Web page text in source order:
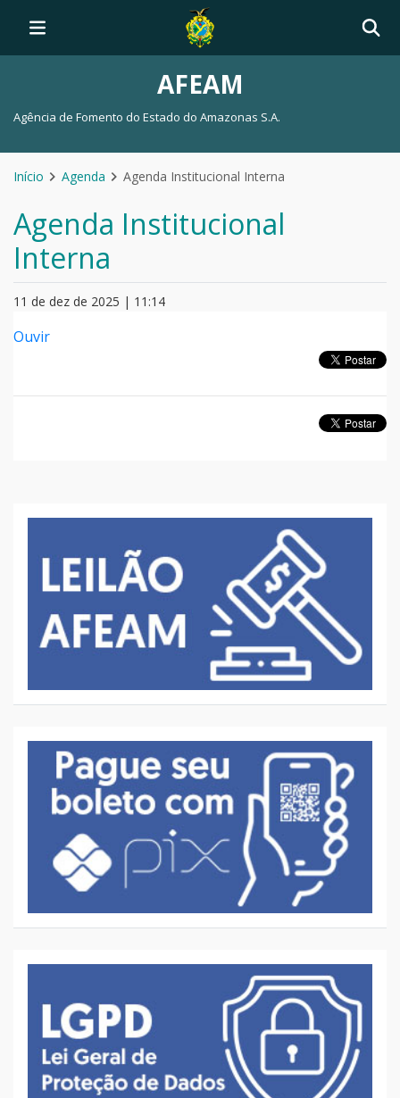
AFEAM
Agência de Fomento do Estado do Amazonas S.A.
Início Agenda Agenda Institucional Interna
Agenda Institucional
Interna
11 de dez de 2025 | 11:14
Ouvir